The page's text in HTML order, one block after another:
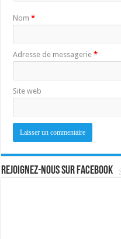
Nom*
Adresse de messagerie*
Site web
Rejoignez-nous sur Facebook